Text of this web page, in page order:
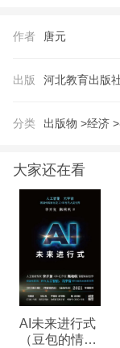
国务院和北京市
能源政策和能源
作者 唐元
出版 河北教育出版
分类 出版物 >经济 >
大家还在看
AI未来进行式
（豆包的情感